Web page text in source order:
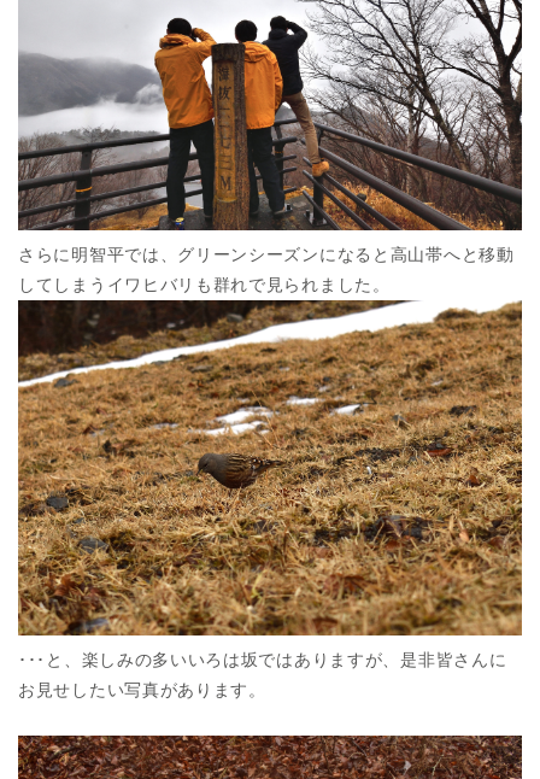
さらに明智平では、グリーンシーズンになると高山帯へと移動
してしまうイワヒバリも群れで見られました。
･･･と、楽しみの多いいろは坂ではありますが、是非皆さんに
お見せしたい写真があります。